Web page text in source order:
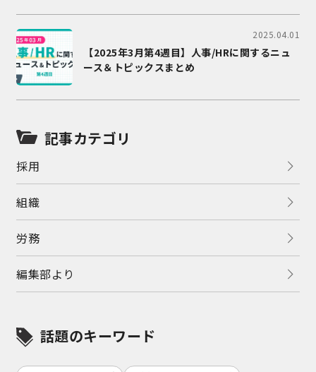
2025.04.01
【2025年3月第4週目】人事/HRに関するニュ
ース＆トピックスまとめ
記事カテゴリ
採用
組織
労務
編集部より
話題のキーワード